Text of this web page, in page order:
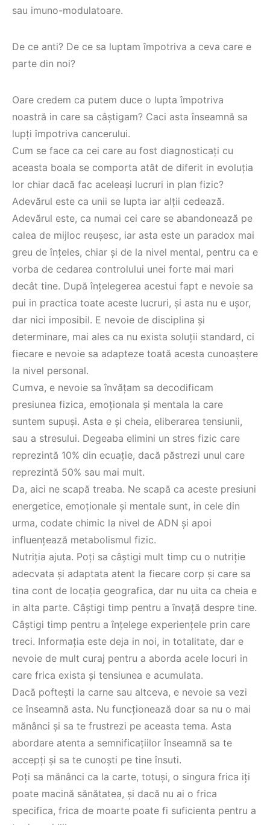
sau imuno-modulatoare.
De ce anti? De ce sa luptam împotriva a ceva care e
parte din noi?
Oare credem ca putem duce o lupta împotriva
noastră in care sa câștigam? Caci asta înseamnă sa
lupți împotriva cancerului.
Cum se face ca cei care au fost diagnosticați cu
aceasta boala se comporta atât de diferit in evoluția
lor chiar dacă fac aceleași lucruri in plan fizic?
Adevărul este ca unii se lupta iar alții cedează.
Adevărul este, ca numai cei care se abandonează pe
calea de mijloc reușesc, iar asta este un paradox mai
greu de înțeles, chiar și de la nivel mental, pentru ca e
vorba de cedarea controlului unei forte mai mari
decât tine. După înțelegerea acestui fapt e nevoie sa
pui in practica toate aceste lucruri, și asta nu e ușor,
dar nici imposibil. E nevoie de disciplina și
determinare, mai ales ca nu exista soluții standard, ci
fiecare e nevoie sa adapteze toată acesta cunoaștere
la nivel personal.
Cumva, e nevoie sa învățam sa decodificam
presiunea fizica, emoționala și mentala la care
suntem supuși. Asta e și cheia, eliberarea tensiunii,
sau a stresului. Degeaba elimini un stres fizic care
reprezintă 10% din ecuație, dacă păstrezi unul care
reprezintă 50% sau mai mult.
Da, aici ne scapă treaba. Ne scapă ca aceste presiuni
energetice, emoționale și mentale sunt, in cele din
urma, codate chimic la nivel de ADN și apoi
influențează metabolismul fizic.
Nutriția ajuta. Poți sa câștigi mult timp cu o nutriție
adecvata și adaptata atent la fiecare corp și care sa
tina cont de locația geografica, dar nu uita ca cheia e
in alta parte. Câștigi timp pentru a învață despre tine.
Câștigi timp pentru a înțelege experiențele prin care
treci. Informația este deja in noi, in totalitate, dar e
nevoie de mult curaj pentru a aborda acele locuri in
care frica exista și tensiunea e acumulata.
Dacă poftești la carne sau altceva, e nevoie sa vezi
ce înseamnă asta. Nu funcționează doar sa nu o mai
mănânci și sa te frustrezi pe aceasta tema. Asta
abordare atenta a semnificațiilor înseamnă sa te
accepți și sa te cunoști pe tine însuti.
Poți sa mănânci ca la carte, totuși, o singura frica iți
poate macină sănătatea, și dacă nu ai o frica
specifica, frica de moarte poate fi suficienta pentru a